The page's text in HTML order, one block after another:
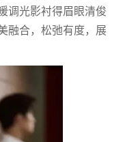
调光影衬得眉眼清俊
融合，松弛有度，展